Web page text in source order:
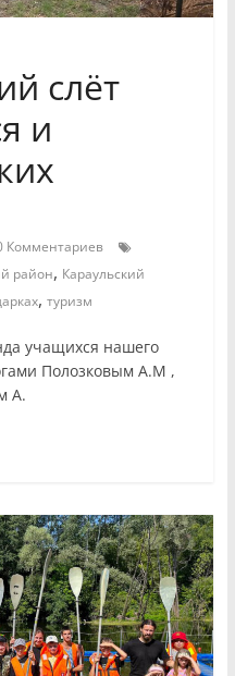
слёт
и
Комментариев
район, Караульский
, туризм
учащихся нашего
Полозковым А.М ,
А.